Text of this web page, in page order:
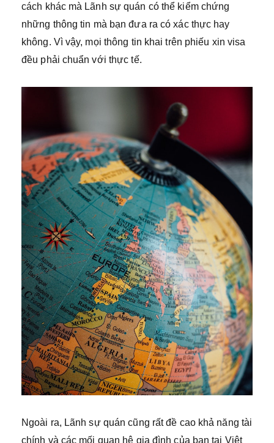
cách khác mà Lãnh sự quán có thể kiểm chứng
những thông tin mà bạn đưa ra có xác thực hay
không. Vì vậy, mọi thông tin khai trên phiếu xin visa
đều phải chuẩn với thực tế.
Ngoài ra, Lãnh sự quán cũng rất đề cao khả năng tài
chính và các mối quan hệ gia đình của bạn tại Việt